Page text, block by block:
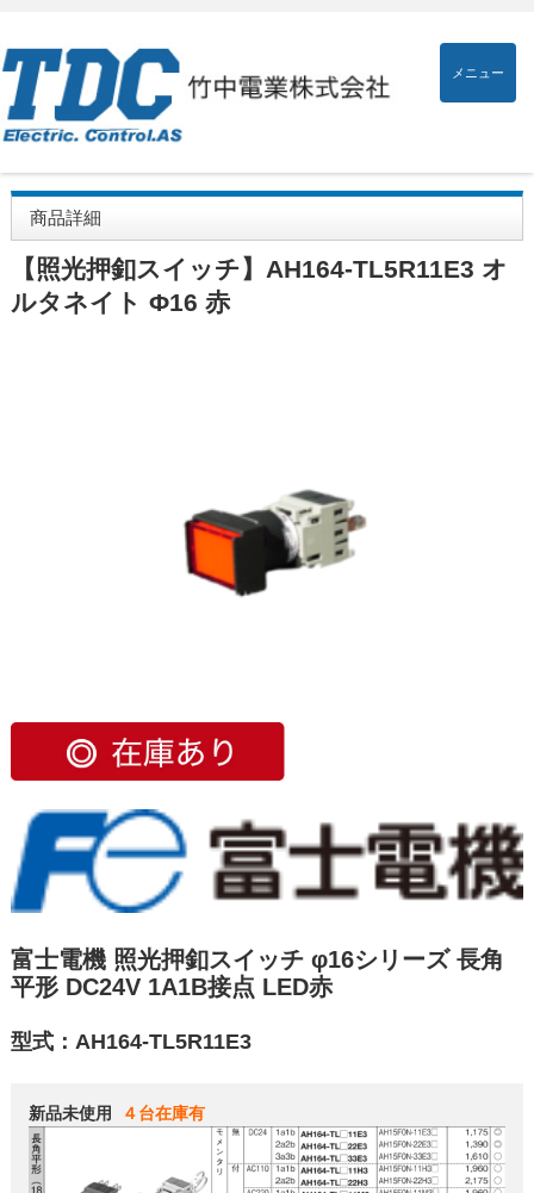
メニュー
商品詳細
【照光押釦スイッチ】AH164-TL5R11E3 オ
ルタネイト Φ16 赤
富士電機 照光押釦スイッチ φ16シリーズ 長角
平形 DC24V 1A1B接点 LED赤
型式：AH164-TL5R11E3
新品未使用 ４台在庫有